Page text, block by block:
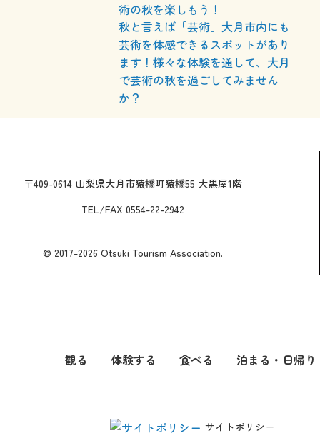
術の秋を楽しもう！
秋と言えば「芸術」大月市内にも
芸術を体感できるスポットがあり
ます！様々な体験を通して、大月
で芸術の秋を過ごしてみません
か？
〒409-0614 山梨県大月市猿橋町猿橋55 大黒屋1階
TEL/FAX 0554-22-2942
© 2017-2026 Otsuki Tourism Association.
観る 体験する 食べる 泊まる・日帰り
サイトポリシー